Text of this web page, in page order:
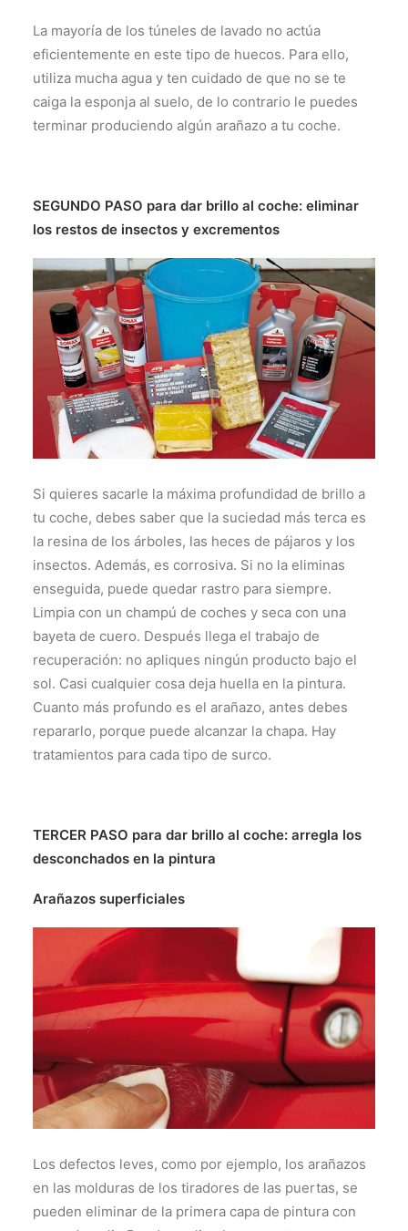
La mayoría de los túneles de lavado no actúa
eficientemente en este tipo de huecos. Para ello,
utiliza mucha agua y ten cuidado de que no se te
caiga la esponja al suelo, de lo contrario le puedes
terminar produciendo algún arañazo a tu coche.
SEGUNDO PASO para dar brillo al coche: eliminar
los restos de insectos y excrementos
Si quieres sacarle la máxima profundidad de brillo a
tu coche, debes saber que la suciedad más terca es
la resina de los árboles, las heces de pájaros y los
insectos. Además, es corrosiva. Si no la eliminas
enseguida, puede quedar rastro para siempre.
Limpia con un champú de coches y seca con una
bayeta de cuero. Después llega el trabajo de
recuperación: no apliques ningún producto bajo el
sol. Casi cualquier cosa deja huella en la pintura.
Cuanto más profundo es el arañazo, antes debes
repararlo, porque puede alcanzar la chapa. Hay
tratamientos para cada tipo de surco.
TERCER PASO para dar brillo al coche: arregla los
desconchados en la pintura
Arañazos superficiales
Los defectos leves, como por ejemplo, los arañazos
en las molduras de los tiradores de las puertas, se
pueden eliminar de la primera capa de pintura con